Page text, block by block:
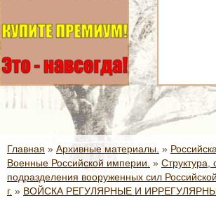
Главная » Архивные материалы. »
Военные Российской империи. » Структура,
подразделения вооруженных сил
г. » ВОЙСКА РЕГУЛЯРНЫЕ И